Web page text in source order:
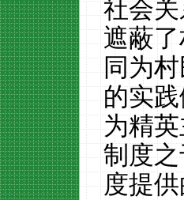
社会
遮蔽
同为
的实
为精
制度
度提